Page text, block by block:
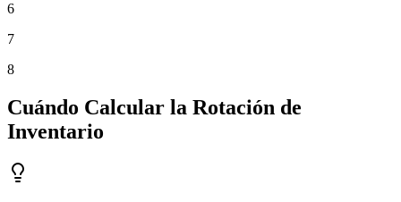
6
7
8
Cuándo Calcular la Rotación de
Inventario